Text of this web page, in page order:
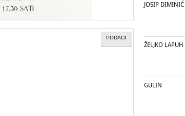
PODACI
JOSIP DIMINIĆ
ŽELJKO LAPUH
GULIN